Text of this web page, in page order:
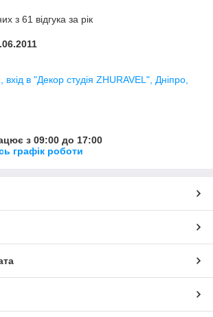
з 61 відгука за рік
в "Декор студія ZHURAVEL", Дніпро,
з 09:00 до 17:00
графік роботи